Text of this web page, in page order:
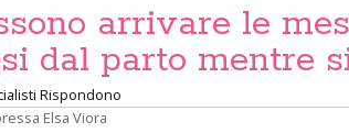
arrivare le
dal parto mentre
Rispondono
Elsa Viora